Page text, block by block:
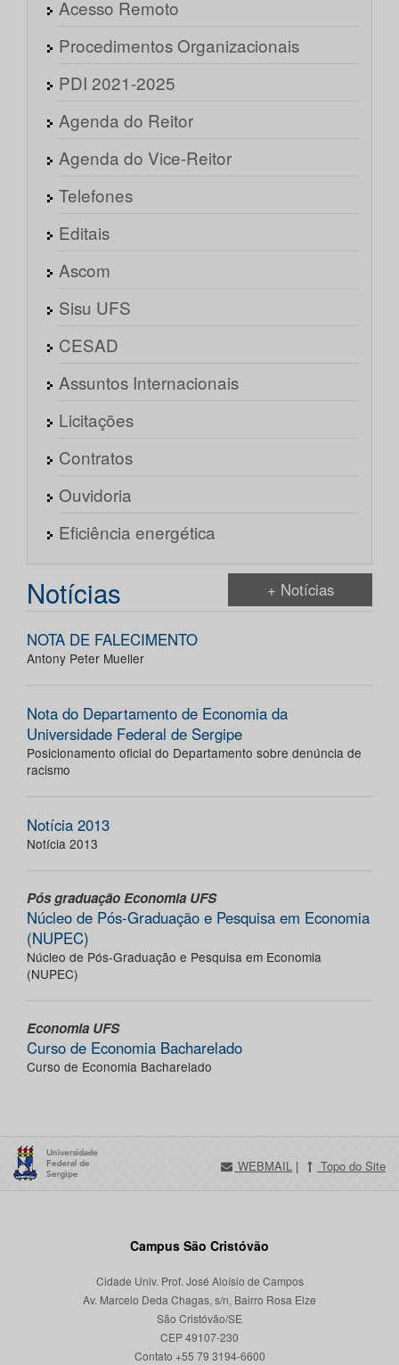
Acesso Remoto
Procedimentos Organizacionais
PDI 2021-2025
Agenda do Reitor
Agenda do Vice-Reitor
Telefones
Editais
Ascom
Sisu UFS
CESAD
Assuntos Internacionais
Licitações
Contratos
Ouvidoria
Eficiência energética
Notícias + Notícias
NOTA DE FALECIMENTO
Antony Peter Mueller
Nota do Departamento de Economia da
Universidade Federal de Sergipe
Posicionamento oficial do Departamento sobre denúncia de
racismo
Notícia 2013
Notícia 2013
Pós graduação Economia UFS
Núcleo de Pós-Graduação e Pesquisa em Economia
(NUPEC)
Núcleo de Pós-Graduação e Pesquisa em Economia
(NUPEC)
Economia UFS
Curso de Economia Bacharelado
Curso de Economia Bacharelado
WEBMAIL | Topo do Site
Campus São Cristóvão
Cidade Univ. Prof. José Aloísio de Campos
Av. Marcelo Deda Chagas, s/n, Bairro Rosa Elze
São Cristóvão/SE
CEP 49107-230